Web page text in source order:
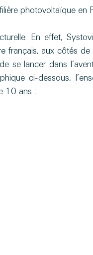
photovoltaïque en
En effet,
français, aux côtés
se lancer dans
ci-dessous,
10 ans :